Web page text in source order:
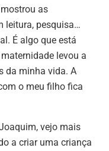
as
leitura, pesquisa…
É algo que está
levou a
da minha vida. A
o meu filho fica
vejo mais
a criar uma criança